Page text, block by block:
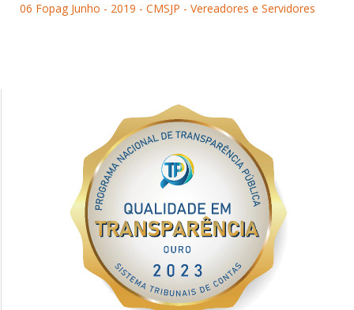
06 Fopag Junho - 2019 - CMSJP - Vereadores e Servidores